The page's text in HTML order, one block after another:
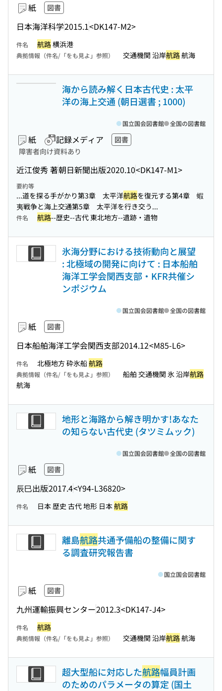
紙 図書
日本海洋科学2015.1<DK147-M2>
件名 航路横浜港
典拠情報（件名/「をも見よ」参照） 交通機関 沿岸航路航海
海から読み解く日本古代史 : 太平
洋の海上交通 (朝日選書 ; 1000)
紙 記録メディア
図書
障害者向け資料あり
近江俊秀 著朝日新聞出版2020.10<DK147-M1>
国立国会図書館 全国の図書館
要約等
...道を探る手がかり第3章 太平洋航路を復元する第4章 蝦
夷戦争と海上交通第5章 太平洋を行き交う...
件名 航路--歴史--古代 東北地方--遺跡・遺物
氷海分野における技術動向と展望
: 北極域の開発に向けて : 日本船舶
海洋工学会関西支部・KFR共催シ
ンポジウム
紙 図書
日本船舶海洋工学会関西支部2014.12<M85-L6>
国立国会図書館 全国の図書館
件名 北極地方 砕氷船航路
典拠情報（件名/「をも見よ」参照） 船舶 交通機関 氷 沿岸航路
航海
地形と海路から解き明かす!あなた
の知らない古代史 (タツミムック)
紙 図書
辰巳出版2017.4<Y94-L36820>
国立国会図書館 全国の図書館
件名 日本 歴史 古代 地形 日本航路
離島航路共通予備船の整備に関す
る調査研究報告書
紙 図書
九州運輸振興センター2012.3<DK147-J4>
国立国会図書館
件名 航路
典拠情報（件名/「をも見よ」参照） 交通機関 沿岸航路航海
超大型船に対応した航路幅員計画
のためのパラメータの算定 (国土